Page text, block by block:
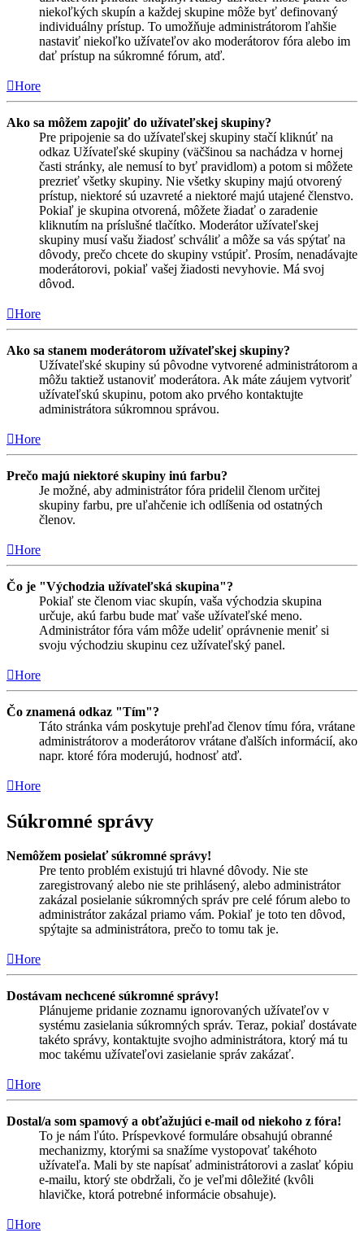
niekoľkých skupín a každej skupine môže byť definovaný
individuálny prístup. To umožňuje administrátorom ľahšie
nastaviť niekoľko užívateľov ako moderátorov fóra alebo im
dať prístup na súkromné fórum, atď.
Hore
Ako sa môžem zapojiť do užívateľskej skupiny?
Pre pripojenie sa do užívateľskej skupiny stačí kliknúť na
odkaz Užívateľské skupiny (väčšinou sa nachádza v hornej
časti stránky, ale nemusí to byť pravidlom) a potom si môžete
prezrieť všetky skupiny. Nie všetky skupiny majú otvorený
prístup, niektoré sú uzavreté a niektoré majú utajené členstvo.
Pokiaľ je skupina otvorená, môžete žiadať o zaradenie
kliknutím na príslušné tlačítko. Moderátor užívateľskej
skupiny musí vašu žiadosť schváliť a môže sa vás spýtať na
dôvody, prečo chcete do skupiny vstúpiť. Prosím, nenadávajte
moderátorovi, pokiaľ vašej žiadosti nevyhovie. Má svoj
dôvod.
Hore
Ako sa stanem moderátorom užívateľskej skupiny?
Užívateľské skupiny sú pôvodne vytvorené administrátorom a
môžu taktiež ustanoviť moderátora. Ak máte záujem vytvoriť
užívateľskú skupinu, potom ako prvého kontaktujte
administrátora súkromnou správou.
Hore
Prečo majú niektoré skupiny inú farbu?
Je možné, aby administrátor fóra pridelil členom určitej
skupiny farbu, pre uľahčenie ich odlíšenia od ostatných
členov.
Hore
Čo je "Východzia užívateľská skupina"?
Pokiaľ ste členom viac skupín, vaša východzia skupina
určuje, akú farbu bude mať vaše užívateľské meno.
Administrátor fóra vám môže udeliť oprávnenie meniť si
svoju východziu skupinu cez užívateľský panel.
Hore
Čo znamená odkaz "Tím"?
Táto stránka vám poskytuje prehľad členov tímu fóra, vrátane
administrátorov a moderátorov vrátane ďalších informácií, ako
napr. ktoré fóra moderujú, hodnosť atď.
Hore
Súkromné správy
Nemôžem posielať súkromné správy!
Pre tento problém existujú tri hlavné dôvody. Nie ste
zaregistrovaný alebo nie ste prihlásený, alebo administrátor
zakázal posielanie súkromných správ pre celé fórum alebo to
administrátor zakázal priamo vám. Pokiaľ je toto ten dôvod,
spýtajte sa administrátora, prečo to tomu tak je.
Hore
Dostávam nechcené súkromné správy!
Plánujeme pridanie zoznamu ignorovaných užívateľov v
systému zasielania súkromných správ. Teraz, pokiaľ dostávate
takéto správy, kontaktujte svojho administrátora, ktorý má tu
moc takému užívateľovi zasielanie správ zakázať.
Hore
Dostal/a som spamový a obťažujúci e-mail od niekoho z fóra!
To je nám ľúto. Príspevkové formuláre obsahujú obranné
mechanizmy, ktorými sa snažíme vystopovať takéhoto
užívateľa. Mali by ste napísať administrátorovi a zaslať kópiu
e-mailu, ktorý ste obdržali, čo je veľmi dôležité (kvôli
hlavičke, ktorá potrebné informácie obsahuje).
Hore